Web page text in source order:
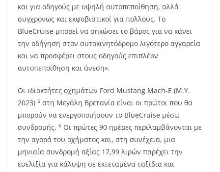
και για οδηγούς με υψηλή αυτοπεποίθηση, αλλά
συγχρόνως και εκφοβιστικοί για πολλούς. Το
BlueCruise μπορεί να σηκώσει το βάρος για να κάνει
την οδήγηση στον αυτοκινητόδρομο λιγότερο αγγαρεία
και να προσφέρει στους οδηγούς επιπλέον
αυτοπεποίθηση και άνεση».
Οι ιδιοκτήτες οχημάτων Ford Mustang Mach-E (M.Y.
2023) 5 στη Μεγάλη Βρετανία είναι οι πρώτοι που θα
μπορούν να ενεργοποιήσουν το BlueCruise μέσω
συνδρομής. 6 Οι πρώτες 90 ημέρες περιλαμβάνονται με
την αγορά του οχήματος και, στη συνέχεια, μια
μηνιαία συνδρομή αξίας 17,99 λιρών παρέχει την
ευελιξία για κάλυψη σε εκτεταμένα ταξίδια και